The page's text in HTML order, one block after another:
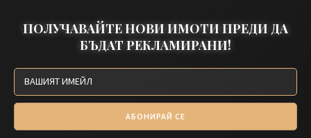
ПОЛУЧАВАЙТЕ НОВИ ИМОТИ ПРЕДИ ДА
БЪДАТ РЕКЛАМИРАНИ!
АБОНИРАЙ СЕ